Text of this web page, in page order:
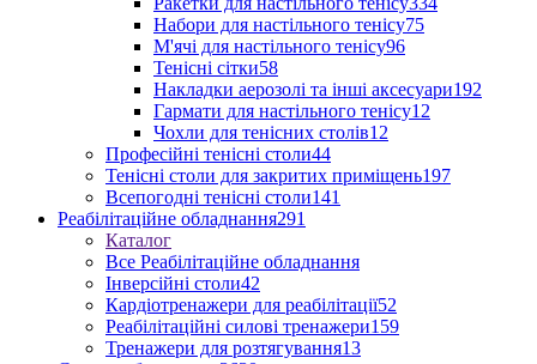
Набори для настільного тенісу75
М'ячі для настільного тенісу96
Тенісні сітки58
Накладки аерозолі та інші аксесуари192
Гармати для настільного тенісу12
Чохли для тенісних столів12
Професійні тенісні столи44
Тенісні столи для закритих приміщень197
Всепогодні тенісні столи141
Реабілітаційне обладнання291
Каталог
Все Реабілітаційне обладнання
Інверсійні столи42
Кардіотренажери для реабілітації52
Реабілітаційні силові тренажери159
Тренажери для розтягування13